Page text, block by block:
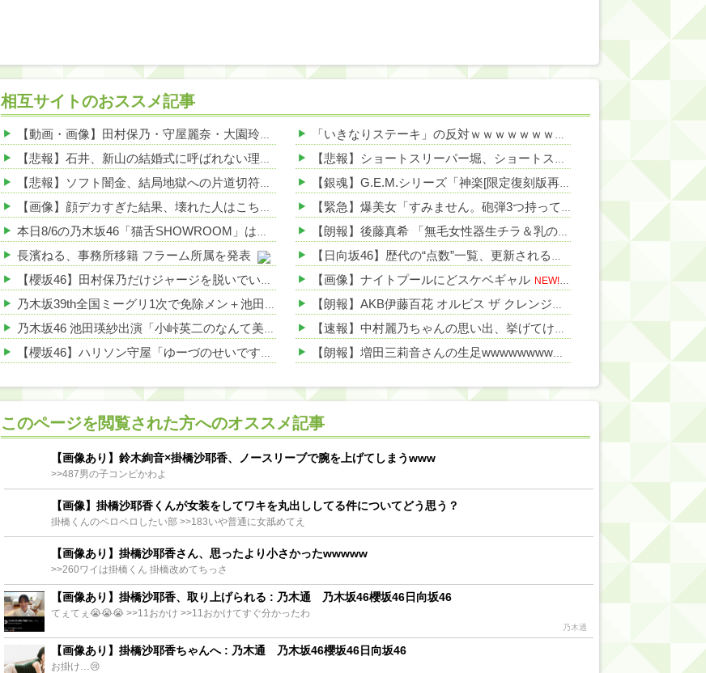
相互サイトのおススメ記事
【動画・画像】田村保乃・守屋麗奈・大園玲の制服姿！【ほのす・れなぁ・ぞの】【櫻坂46】 他 NEW!
【悲報】石井、新山の結婚式に呼ばれない理由がこちらwwwwww 他 NEW!
【悲報】ソフト闇金、結局地獄への片道切符www 他 NEW!
【画像】顔デカすぎた結果、壊れた人はこちらwwwwww 他 NEW!
本日8/6の乃木坂46「猫舌SHOWROOM」は筒井あやめ＆鈴木佑捺
長濱ねる、事務所移籍 フラーム所属を発表
【櫻坂46】田村保乃だけジャージを脱いでいた理由
乃木坂39th全国ミーグリ1次で免除メン＋池田・一ノ瀬・井上・川﨑・菅原・中西が全完売
乃木坂46 池田瑛紗出演「小峠英二のなんて美だ！」テーマ：徳川家康【2025.8.5 24:00〜 TOKYO MX】
【櫻坂46】ハリソン守屋「ゆーづのせいです」【ラヴィット!】
【日向坂46】この月、何かあるのか！？『お願いバッハ！』ミーグリ日程がこちら
Powered by livedoor 相互RSS
「いきなりステーキ」の反対ｗｗｗｗｗｗｗｗｗ
【悲報】ショートスリーパー堀、ショートスリーパーでない事がバレてしまう
【銀魂】G.E.M.シリーズ「神楽[限定復刻版再販)]」フィギュア【明日予約開始】
【緊急】爆美女「すみません。砲弾3つ持ってきました」警察「！？」自衛隊「！？」→結果w w w w w w w w
【朗報】後藤真希 「無毛女性器生チラ＆乳の首ポロリ」計画
【日向坂46】歴代の“点数”一覧、更新されるNEW!
【画像】ナイトプールにどスケベギャル NEW!
【朗報】AKB伊藤百花 オルビス ザ クレンジングオイルとのタイアップ決定！！【AKB48いともも】
【速報】中村麗乃ちゃんの思い出、挙げてけwwwwwwwwwww
【朗報】増田三莉音さんの生足wwwwwwwwwwww
乃木坂46『オリコン上半期SG1位獲得!!』←もうこれ今が全盛期だろwwwwww
Powered by livedoor 相互RSS
このページを閲覧された方へのオススメ記事
【画像あり】鈴木絢音×掛橋沙耶香、ノースリーブで腕を上げてしまうwww
>>487男の子コンビかわよ
【画像】掛橋沙耶香くんが女装をしてワキを丸出ししてる件についてどう思う？
掛橋くんのペロペロしたい部 >>183いや普通に女舐めてえ
【画像あり】掛橋沙耶香さん、思ったより小さかったwwwww
>>260ワイは掛橋くん 掛橋改めてちっさ
【画像あり】掛橋沙耶香、取り上げられる : 乃木通 乃木坂46櫻坂46日向坂46
てぇてぇ😭😭😭 >>11おかけ >>11おかけてすぐ分かったわ
乃木通
【画像あり】掛橋沙耶香ちゃんへ : 乃木通 乃木坂46櫻坂46日向坂46
お掛け…😢